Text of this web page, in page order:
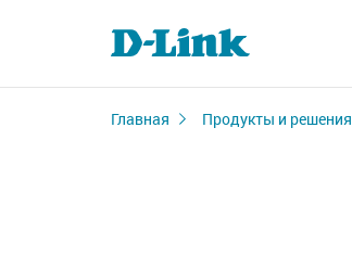
Главная Продукты и решения